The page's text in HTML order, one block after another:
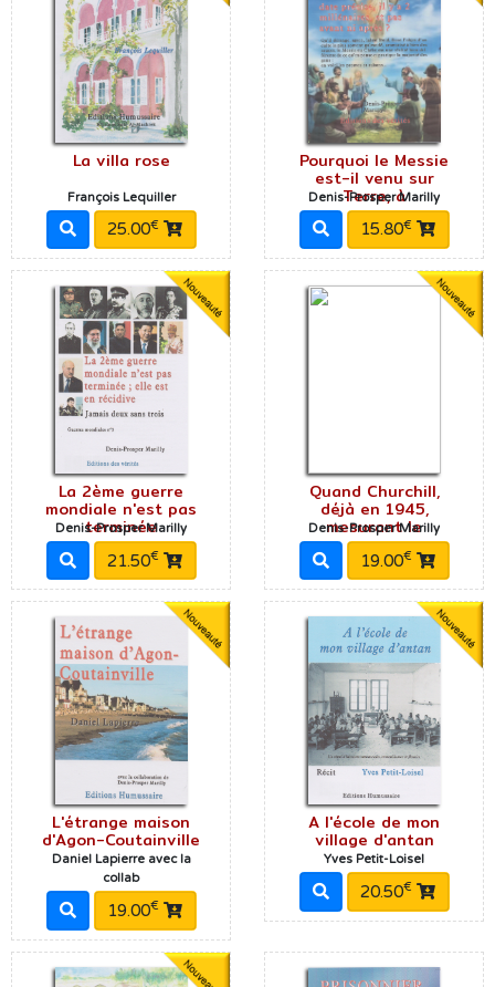
La villa rose
François Lequiller
25.00€
Pourquoi le Messie
est-il venu sur
Terre, à
Denis-Prosper Marilly
15.80€
La 2ème guerre
mondiale n'est pas
terminée
Denis-Prosper Marilly
21.50€
Quand Churchill,
déjà en 1945,
mesurant le
Denis-Prosper Marilly
19.00€
L'étrange maison
d'Agon-Coutainville
Daniel Lapierre avec la
collab
19.00€
A l'école de mon
village d'antan
Yves Petit-Loisel
20.50€